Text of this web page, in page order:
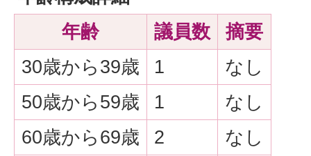
年齢
議員数
摘要
30歳から39歳
1
なし
50歳から59歳
1
なし
60歳から69歳
2
なし